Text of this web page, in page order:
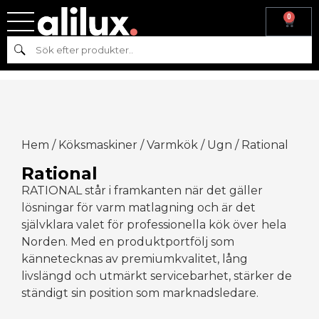
0
Sök
Hem / Köksmaskiner /Varmkök / Ugn / Rational
Rational
RATIONAL står i framkanten när det gäller
lösningar för varm matlagning och är det
självklara valet för professionella kök över hela
Norden. Med en produktportfölj som
kännetecknas av premiumkvalitet, lång
livslängd och utmärkt servicebarhet, stärker de
ständigt sin position som marknadsledare.